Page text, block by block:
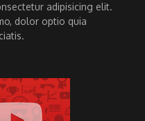
adipisicing elit.
dolor optio quia